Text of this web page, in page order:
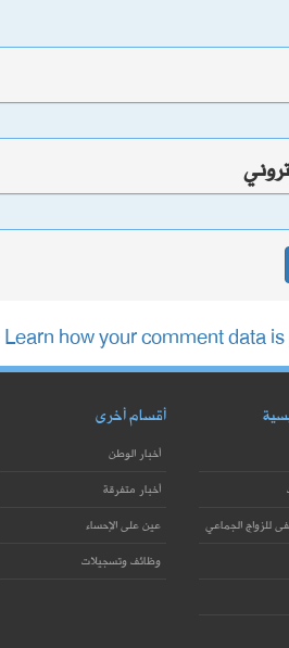
Learn how your comment data
للزواج الجماعي
أقسام أخرى
أخبار الوطن
أخبار متفرقة
عين على الإحساء
وظائف وتسجيلات